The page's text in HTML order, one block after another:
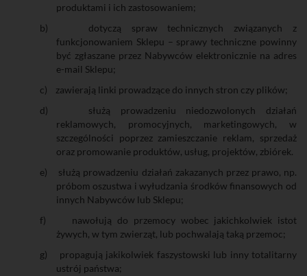
produktami i ich zastosowaniem;
b)
dotyczą spraw technicznych związanych z
funkcjonowaniem Sklepu – sprawy techniczne powinny
być zgłaszane przez Nabywców elektronicznie na adres
e-mail Sklepu;
c)
zawierają linki prowadzące do innych stron czy plików;
d)
służą prowadzeniu niedozwolonych działań
reklamowych, promocyjnych, marketingowych, w
szczególności poprzez zamieszczanie reklam, sprzedaż
oraz promowanie produktów, usług, projektów, zbiórek.
e)
służą prowadzeniu działań zakazanych przez prawo, np.
próbom oszustwa i wyłudzania środków finansowych od
innych Nabywców lub Sklepu;
f)
nawołują do przemocy wobec jakichkolwiek istot
żywych, w tym zwierząt, lub pochwalają taką przemoc;
g)
propagują jakikolwiek faszystowski lub inny totalitarny
ustrój państwa;